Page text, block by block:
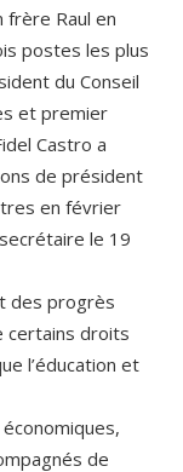
frère Raul en
postes les plus
du Conseil
et premier
Castro a
de président
en février
le 19
des progrès
certains droits
l’éducation et
de